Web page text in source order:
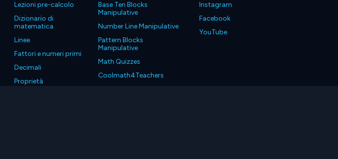
Lezioni pre-calcolo
Dizionario di
matematica
Linee
Fattori e numeri primi
Decimali
Proprietà
Base Ten Blocks
Manipulative
Number Line Manipulative
Pattern Blocks
Manipulative
Math Quizzes
Coolmath4Teachers
Instagram
Facebook
YouTube